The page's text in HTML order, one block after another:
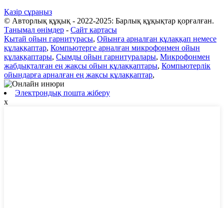
Қазір сұраңыз
© Авторлық құқық - 2022-2025: Барлық құқықтар қорғалған.
Танымал өнімдер - Сайт картасы
Қытай ойын гарнитурасы, Ойынға арналған құлаққап немесе
құлаққаптар, Компьютерге арналған микрофонмен ойын
құлаққаптары, Сымды ойын гарнитуралары, Микрофонмен
жабдықталған ең жақсы ойын құлаққаптары, Компьютерлік
ойындарға арналған ең жақсы құлаққаптар,
Электрондық пошта жіберу
x